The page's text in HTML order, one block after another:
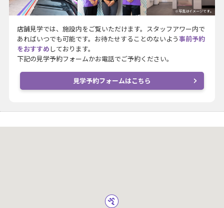
※写真はイメージです。
店舗見学では、施設内をご覧いただけます。スタッフアワー内で
あればいつでも可能です。お待たせすることのないよう事前予約
をおすすめ しております。
下記の見学予約フォームかお電話でご予約ください。
見学予約フォームはこちら